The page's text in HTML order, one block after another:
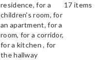
residence, for a
children's room, for
an apartment, for a
room, for a corridor,
for a kitchen , for
the hallway
17 items